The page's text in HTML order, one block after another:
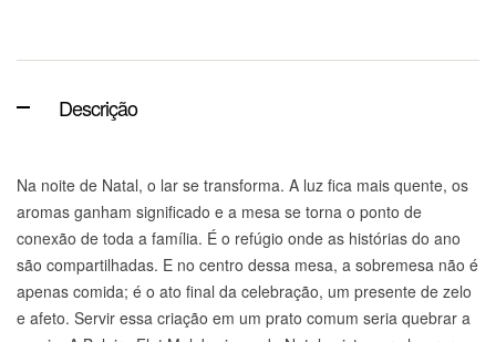
Descrição
Na noite de Natal, o lar se transforma. A luz fica mais quente, os
aromas ganham significado e a mesa se torna o ponto de
conexão de toda a família. É o refúgio onde as histórias do ano
são compartilhadas. E no centro dessa mesa, a sobremesa não é
apenas comida; é o ato final da celebração, um presente de zelo
e afeto. Servir essa criação em um prato comum seria quebrar a